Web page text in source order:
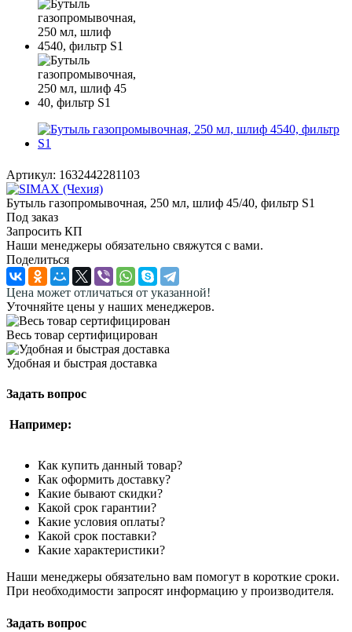
Артикул: 1632442281103
Бутыль газопромывочная, 250 мл, шлиф 45/40, фильтр S1
Под заказ
Запросить КП
Наши менеджеры обязательно свяжутся с вами.
Поделиться
Цена может отличаться от указанной!
Уточняйте цены у наших менеджеров.
Весь товар сертифицирован
Удобная и быстрая доставка
Задать вопрос
Например:
Как купить данный товар?
Как оформить доставку?
Какие бывают скидки?
Какой срок гарантии?
Какие условия оплаты?
Какой срок поставки?
Какие характеристики?
Наши менеджеры обязательно вам помогут в короткие сроки.
При необходимости запросят информацию у производителя.
Задать вопрос